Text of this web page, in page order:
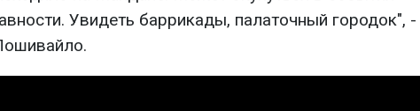
Увидеть баррикады, палаточный городок", -